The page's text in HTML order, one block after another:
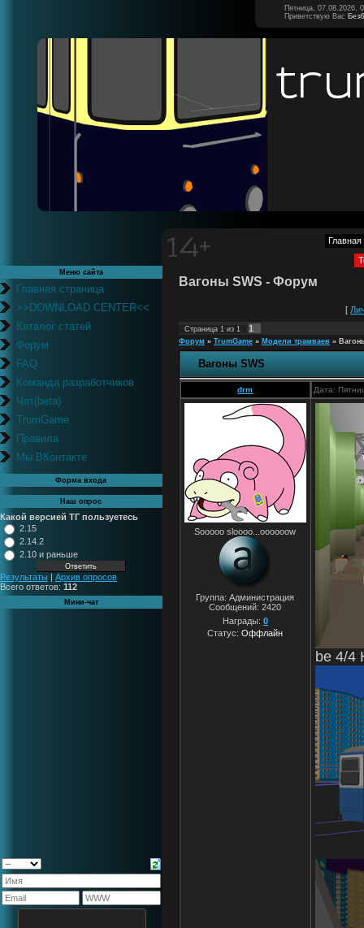
Пятница, 07.08.2026,
Приветствую Вас
Главная
Меню сайта
Главная страница
>>DOWNLOAD CENTER<<
Каталог статей
Форум
FAQ
Команда разработчиков
Чат(beta)
TrumGame
Правила
Мы ВКонтакте
Форма входа
Наш опрос
Какой версией ТГ пользуетесь
2.15
2.14.2
2.10 и раньше
Результаты | Архив опросов
Всего ответов: 112
Мини-чат
Вагоны SWS - Форум
[
Страница 1 из 1 1
Форум » TrumGame » Модели трамваев »
Вагоны SWS
drm Дата:
Sooooo sloooo...oooooow
Группа: Администрация
Сообщений:2420
Награды: 0
Статус:Оффлайн
be 4/4